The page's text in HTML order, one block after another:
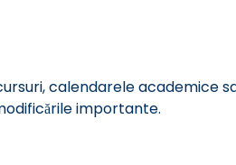
calendarele academice
importante.